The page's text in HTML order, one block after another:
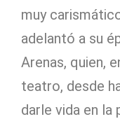
muy
adelantó a su
Arenas, quien,
teatro, desde
darle vida en la